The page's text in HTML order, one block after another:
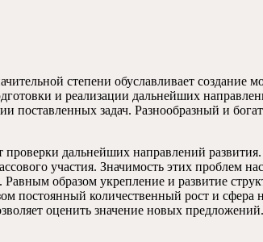
степени обуславливает создание
и реализации дальнейших
задач. Разнообразный и
дальнейших направлений
участия. Значимость этих проблем
образом укрепление и развитие
постоянный количественный рост и сфера
оценить значение новых предложений.